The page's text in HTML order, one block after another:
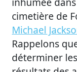
cimetière de
Michael
Rappelons
déterminer